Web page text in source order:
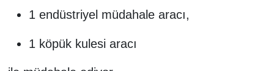
1 endüstriyel müdahale aracı,
1 köpük kulesi aracı